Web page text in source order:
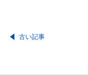
古い記事